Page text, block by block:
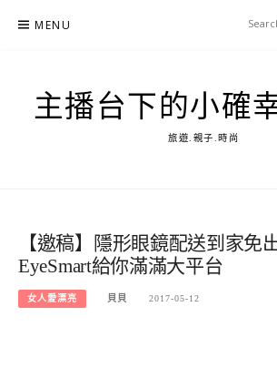
MENU
主播台下的小確
旅遊.親子.時尚
【邀稿】隱形眼鏡配送到家免
EyeSmart給你滿滿大平台
女人愛漂亮 貝貝 2017-05-12